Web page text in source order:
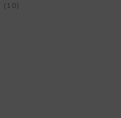
(10)